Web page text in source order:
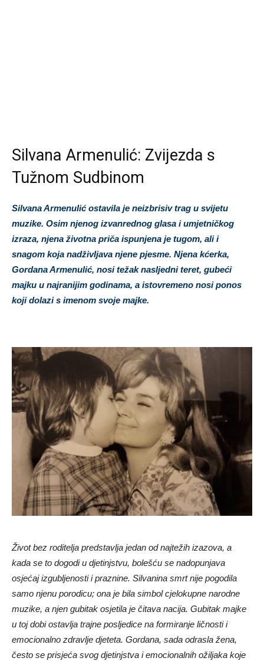
Silvana Armenulić: Zvijezda s
Tužnom Sudbinom
Silvana Armenulić ostavila je neizbrisiv trag u svijetu
muzike. Osim njenog izvanrednog glasa i umjetničkog
izraza, njena životna priča ispunjena je tugom, ali i
snagom koja nadživljava njene pjesme. Njena kćerka,
Gordana Armenulić, nosi težak nasljedni teret, gubeći
majku u najranijim godinama, a istovremeno nosi ponos
koji dolazi s imenom svoje majke.
Život bez roditelja predstavlja jedan od najtežih izazova, a
kada se to dogodi u djetinjstvu, bolešću se nadopunjava
osjećaj izgubljenosti i praznine. Silvanina smrt nije pogodila
samo njenu porodicu; ona je bila simbol cjelokupne narodne
muzike, a njen gubitak osjetila je čitava nacija. Gubitak majke
u toj dobi ostavlja trajne posljedice na formiranje ličnosti i
emocionalno zdravlje djeteta. Gordana, sada odrasla žena,
često se prisjeća svog djetinjstva i emocionalnih ožiljaka koje